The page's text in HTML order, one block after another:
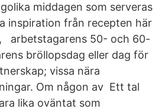
middagen som serveras
inspiration från recepten här
arbetstagarens 50- och 60-
bröllopsdag eller dag för
vissa nära
Om någon av Ett tal
lika oväntat som